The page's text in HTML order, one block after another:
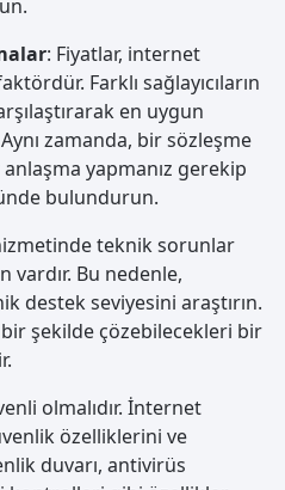
: Fiyatlar, internet
Farklı sağlayıcıların
en uygun
zamanda, bir sözleşme
yapmanız gerekip
bulundurun.
teknik sorunlar
vardır. Bu nedenle,
destek seviyesini araştırın.
bir şekilde çözebilecekleri bir
olmalıdır. İnternet
özelliklerini ve
duvarı, antivirüs